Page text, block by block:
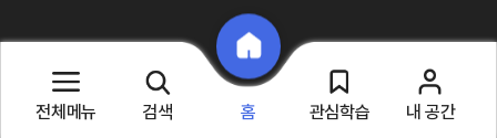
홈
전체메뉴 검색 관심학습 내 공간